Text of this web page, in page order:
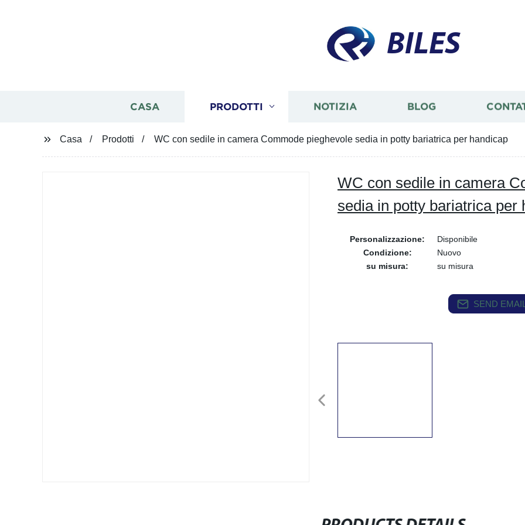
BILES
CASA PRODOTTI NOTIZIA BLOG
Casa Prodotti WC con sedile in camera Commode pieghevole sedia in potty bariatrica per handicap
WC con sedile in camera
sedia in potty bariatrica per
Personalizzazione:
Disponibile
Condizione:
Nuovo
su misura:
su misura
SEND